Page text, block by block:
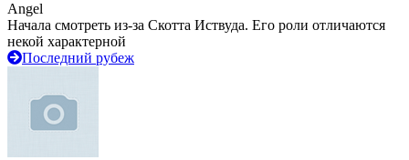
Angel
Начала смотреть из-за Скотта Иствуда. Его роли отличаются
некой характерной
Последний рубеж